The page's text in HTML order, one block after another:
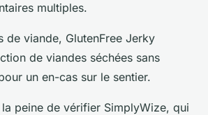
multiples.
de viande, GlutenFree Jerky
de viandes séchées sans
un en-cas sur le sentier.
peine de vérifier SimplyWize, qui